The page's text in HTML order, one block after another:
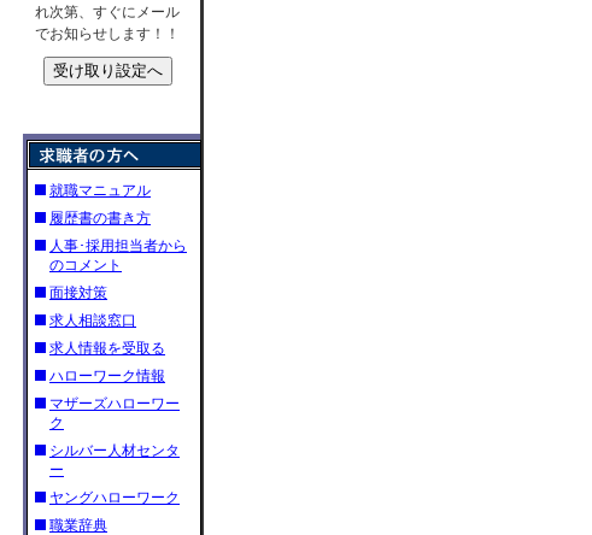
れ次第、すぐにメール
でお知らせします！！
就職マニュアル
履歴書の書き方
人事･採用担当者から
のコメント
面接対策
求人相談窓口
求人情報を受取る
ハローワーク情報
マザーズハローワー
ク
シルバー人材センタ
ー
ヤングハローワーク
職業辞典